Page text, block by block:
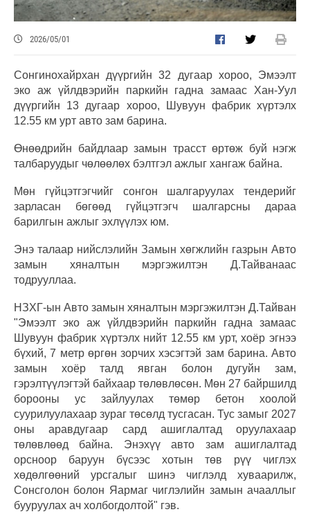
2026/05/01
Сонгинохайрхан дүүргийн 32 дугаар хороо, Эмээлт
эко аж үйлдвэрийн паркийн гадна замаас Хан-Уул
дүүргийн 13 дугаар хороо, Шувуун фабрик хүртэлх
12.55 км урт авто зам барина.
Өнөөдрийн байдлаар замын трасст өртөж буй нэгж
талбаруудыг чөлөөлөх бэлтгэл ажлыг хангаж байна.
Мөн гүйцэтгэгчийг сонгон шалгаруулах тендерийг
зарласан бөгөөд гүйцэтгэгч шалгарсны дараа
барилгын ажлыг эхлүүлэх юм.
Энэ талаар нийслэлийн Замын хөгжлийн газрын Авто
замын хяналтын мэргэжилтэн Д.Тайванаас
тодрууллаа.
НЗХГ-ын Авто замын хяналтын мэргэжилтэн Д.Тайван
"Эмээлт эко аж үйлдвэрийн паркийн гадна замаас
Шувуун фабрик хүртэлх нийт 12.55 км урт, хоёр эгнээ
бүхий, 7 метр өргөн зорчих хэсэгтэй зам барина. Авто
замын хоёр талд явган болон дугуйн зам,
гэрэлтүүлэгтэй байхаар төлөвлөсөн. Мөн 27 байршилд
борооны ус зайлуулах төмөр бетон хоолой
суурилуулахаар зураг төсөлд тусгасан. Тус замыг 2027
оны аравдугаар сард ашиглалтад оруулахаар
төлөвлөөд байна. Энэхүү авто зам ашиглалтад
орсноор баруун бүсээс хотын төв рүү чиглэх
хөдөлгөөний урсгалыг шинэ чиглэлд хуваарилж,
Сонсголон болон Яармаг чиглэлийн замын ачааллыг
бууруулах ач холбогдолтой" гэв.